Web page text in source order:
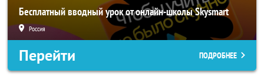
Бесплатный вводный урок от онлайн-школы Skysmart
Россия
Перейти ПОДРОБНЕЕ